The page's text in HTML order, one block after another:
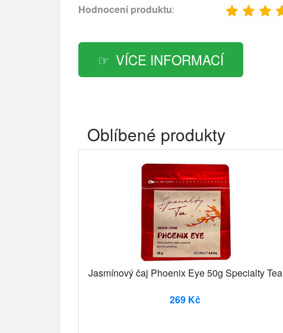
Hodnocení produktu:
VÍCE INFORMACÍ
Oblíbené produkty
Jasmínový čaj Phoenix Eye 50g Specialty Tea
269 Kč